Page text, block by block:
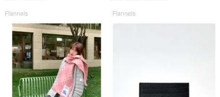
Flannels Flannels